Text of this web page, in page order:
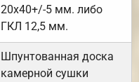
20х40+/-5 мм. либо
ГКЛ 12,5 мм.
Шпунтованная доска
камерной сушки